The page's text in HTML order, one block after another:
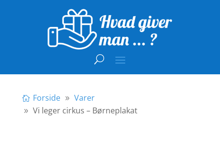
Forside
Varer
Vi leger cirkus – Børneplakat